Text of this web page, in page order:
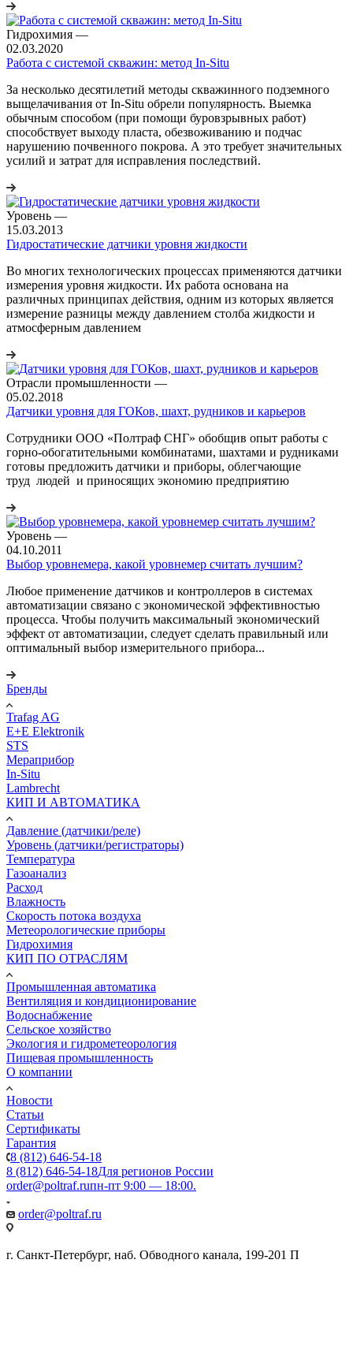
Гидрохимия —
02.03.2020
Работа с системой скважин: метод In-Situ
За несколько десятилетий методы скважинного подземного
выщелачивания от In-Situ обрели популярность. Выемка
обычным способом (при помощи буровзрывных работ)
способствует выходу пласта, обезвоживанию и подчас
нарушению почвенного покрова. А это требует значительных
усилий и затрат для исправления последствий.
Уровень —
15.03.2013
Гидростатические датчики уровня жидкости
Во многих технологических процессах применяются датчики
измерения уровня жидкости. Их работа основана на
различных принципах действия, одним из которых является
измерение разницы между давлением столба жидкости и
атмосферным давлением
Отрасли промышленности —
05.02.2018
Датчики уровня для ГОКов, шахт, рудников и карьеров
Сотрудники ООО «Полтраф СНГ» обобщив опыт работы с
горно-обогатительными комбинатами, шахтами и рудниками
готовы предложить датчики и приборы, облегчающие
труд людей и приносящих экономию предприятию
Уровень —
04.10.2011
Выбор уровнемера, какой уровнемер считать лучшим?
Любое применение датчиков и контроллеров в системах
автоматизации связано с экономической эффективностью
процесса. Чтобы получить максимальный экономический
эффект от автоматизации, следует сделать правильный или
оптимальный выбор измерительного прибора...
Бренды
Trafag AG
E+E Elektronik
STS
Мераприбор
In-Situ
Lambrecht
КИП И АВТОМАТИКА
Давление (датчики/реле)
Уровень (датчики/регистраторы)
Температура
Газоанализ
Расход
Влажность
Скорость потока воздуха
Метеорологические приборы
Гидрохимия
КИП ПО ОТРАСЛЯМ
Промышленная автоматика
Вентиляция и кондиционирование
Водоснабжение
Сельское хозяйство
Экология и гидрометеорология
Пищевая промышленность
О компании
Новости
Статьи
Сертификаты
Гарантия
8 (812) 646-54-18
8 (812) 646-54-18Для регионов России
order@poltraf.ruпн-пт 9:00 — 18:00.
order@poltraf.ru
г. Санкт-Петербург, наб. Обводного канала, 199-201 П